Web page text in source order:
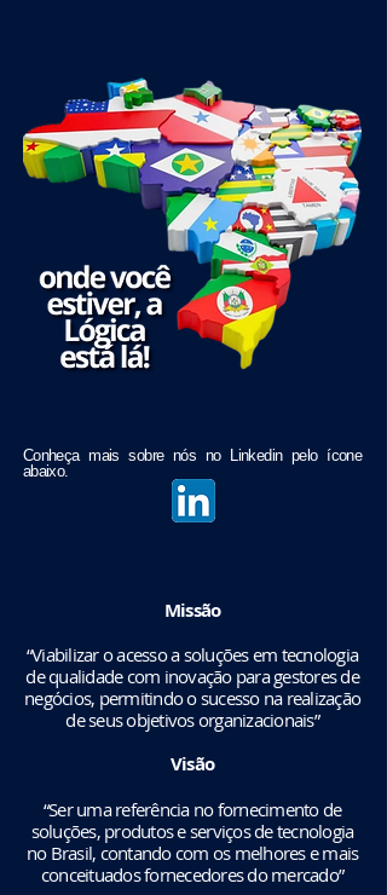
Conheça mais sobre nós no Linkedin pelo ícone
abaixo.
Missão
“Viabilizar o acesso a soluções em tecnologia
de qualidade com inovação para gestores de
negócios, permitindo o sucesso na realização
de seus objetivos organizacionais”
Visão
“Ser uma referência no fornecimento de
soluções, produtos e serviços de tecnologia
no Brasil, contando com os melhores e mais
conceituados fornecedores do mercado”